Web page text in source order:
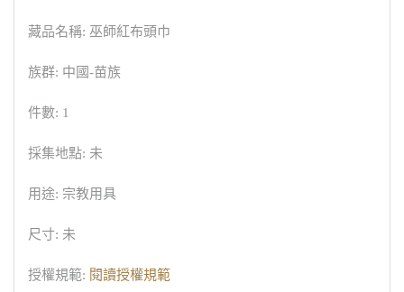
藏品名稱: 巫師紅布頭巾
族群: 中國-苗族
件數: 1
採集地點: 未
用途: 宗教用具
尺寸: 未
授權規範: 閱讀授權規範